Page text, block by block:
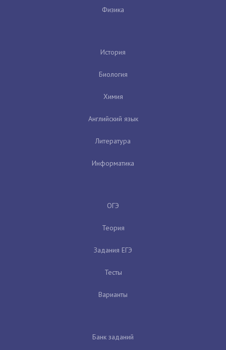
Физика
История
Биология
Химия
Английский язык
Литература
Информатика
ОГЭ
Теория
Задания ЕГЭ
Тесты
Варианты
Банк заданий